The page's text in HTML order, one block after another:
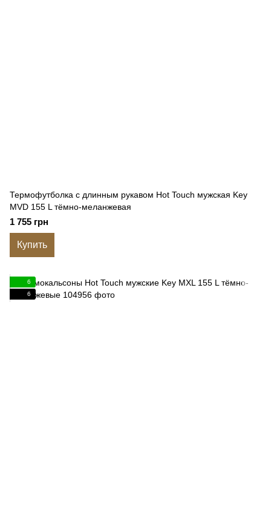
Термофутболка с длинным рукавом Hot Touch мужская Key
MVD 155 L тёмно-меланжевая
1 755 грн
Купить
6
6